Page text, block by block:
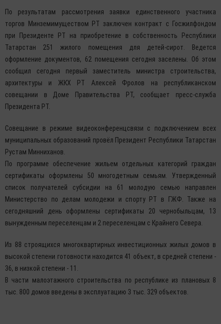
По результатам рассмотрения заявки единственного участника
торгов Минземимуществом РТ заключен контракт с Госжилфондом
при Президенте РТ на приобретение в собственность Республики
Татарстан 251 жилого помещения для детей-сирот. Ведется
оформление документов, 62 помещения сегодня заселены. Об этом
сообщил сегодня первый заместитель министра строительства,
архитектуры и ЖКХ РТ Алексей Фролов на республиканском
совещании в Доме Правительства РТ, сообщает пресс-служба
Президента РТ.
Совещание в режиме видеоконференцсвязи с подключением всех
муниципальных образований провёл Президент Республики Татарстан
Рустам Минниханов.
По программе обеспечение жильем отдельных категорий граждан
сертификаты оформлены 50 многодетным семьям. Утвержденный
список получателей субсидии на 61 молодую семью направлен
Министерство по делам молодежи и спорту РТ в ГЖФ. Также на
сегодняшний день оформлены сертификаты 20 чернобыльцам, 13
вынужденным переселенцам и 2 переселенцам с Крайнего Севера.
Из 88 строящихся многоквартирных инвестиционных жилых домов в
высокой степени готовности находится 41 объект, в средней степени -
36, в низкой степени - 11.
В части малоэтажного строительства по республике из плановых 8
тыс. 800 домов введены в эксплуатацию 3 тыс. 329 объектов.